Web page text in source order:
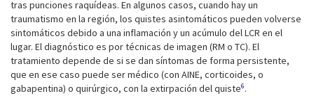
tras punciones raquídeas. En algunos casos, cuando hay un
traumatismo en la región, los quistes asintomáticos pueden volverse
sintomáticos debido a una inflamación y un acúmulo del LCR en el
lugar. El diagnóstico es por técnicas de imagen (RM o TC). El
tratamiento depende de si se dan síntomas de forma persistente,
que en ese caso puede ser médico (con AINE, corticoides, o
gabapentina) o quirúrgico, con la extirpación del quiste6.